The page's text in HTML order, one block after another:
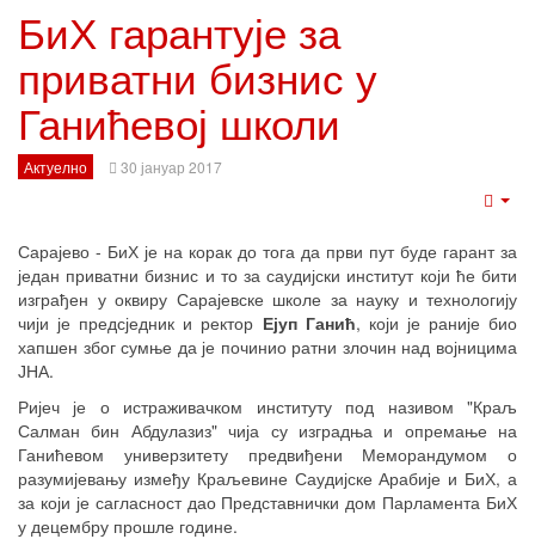
БиХ гарантује за
приватни бизнис у
Ганићевој школи
Актуелно 30 јануар 2017
Сарајево - БиХ је на корак до тога да први пут буде гарант за
један приватни бизнис и то за саудијски институт који ће бити
изграђен у оквиру Сарајевске школе за науку и технологију
чији је предсједник и ректор Ејуп Ганић, који је раније био
хапшен због сумње да је починио ратни злочин над војницима
ЈНА.
Ријеч је о истраживачком институту под називом "Краљ
Салман бин Абдулазиз" чија су изградња и опремање на
Ганићевом универзитету предвиђени Меморандумом о
разумијевању између Краљевине Саудијске Арабије и БиХ, а
за који је сагласност дао Представнички дом Парламента БиХ
у децембру прошле године.